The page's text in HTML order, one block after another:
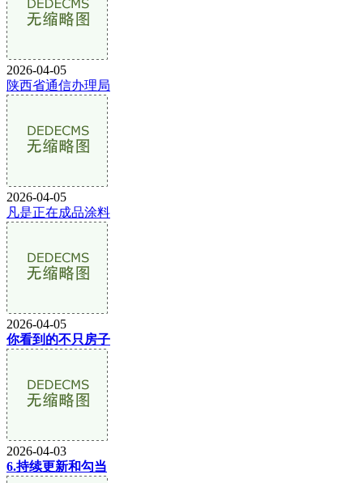
2026-04-05
陕西省通信办理局
2026-04-05
凡是正在成品涂料
2026-04-05
你看到的不只房子
2026-04-03
6.持续更新和勾当